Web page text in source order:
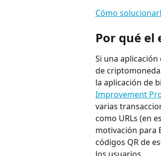
Cómo
Por qué el
Si una
de
la aplicación de
Improvement
varias
como URLs (en
motivación para
códigos QR de